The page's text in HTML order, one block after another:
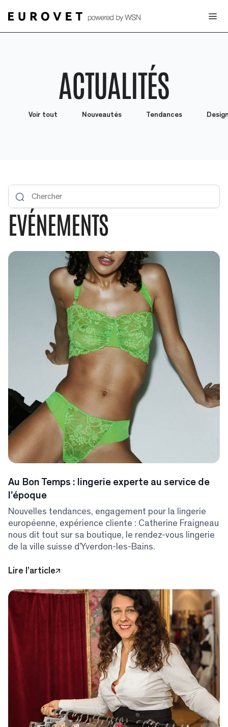
ACTUALITÉS
Voir tout Nouveautés Tendances
EVÉNEMENTS
Au Bon Temps : lingerie experte au service de
l’époque
Nouvelles tendances, engagement pour la lingerie
européenne, expérience cliente : Catherine Fraigneau
nous dit tout sur sa boutique, le rendez-vous lingerie
de la ville suisse d’Yverdon-les-Bains.
Lire l’article